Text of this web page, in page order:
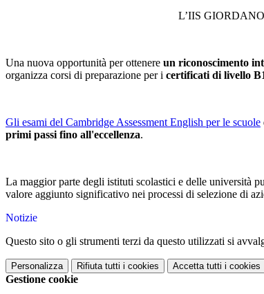
L’IIS GIORDANO
Una nuova opportunità per ottenere un riconoscimento
organizza corsi di preparazione per i certificati di livello
Gli esami del Cambridge Assessment English per le scuole
primi passi fino all'eccellenza.
La maggior parte degli istituti scolastici e delle università
valore aggiunto significativo nei processi di selezione di
Notizie
Questo sito o gli strumenti terzi da questo utilizzati si
Personalizza Rifiuta tutti i cookies Accetta tutti i cookies
Gestione cookie